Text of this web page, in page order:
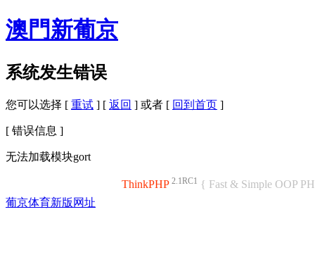
澳門新葡京
系统发生错误
您可以选择 [ 重试 ] [ 返回 ] 或者 [ 回到首页 ]
[ 错误信息 ]
无法加载模块gort
ThinkPHP 2.1RC1 { Fast & Simple OOP
葡京体育新版网址